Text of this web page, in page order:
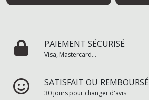
PAIEMENT SÉCURISÉ
Visa, Mastercard...
SATISFAIT OU REMBOURSÉ
30 jours pour changer d'avis